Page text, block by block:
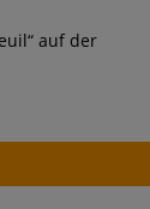
auf der